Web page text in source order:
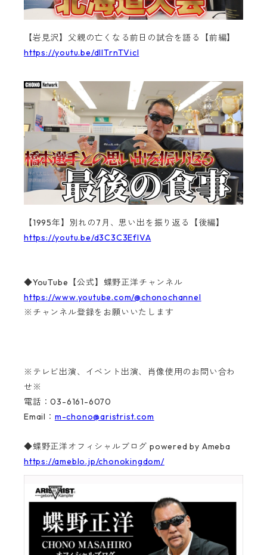
【岩見沢】父親の亡くなる前日の試合を語る【前編】
https://youtu.be/dllTrnTVicI
【1995年】別れの7月、思い出を振り返る【後編】
https://youtu.be/d3C3C3EfIVA
◆YouTube【公式】蝶野正洋チャンネル
https://www.youtube.com/@chonochannel
※チャンネル登録をお願いいたします
※テレビ出演、イベント出演、肖像使用のお問い合わ
せ※
電話：03-6161-6070
Email： m-chono@aristrist.com
◆蝶野正洋オフィシャルブログ powered by Ameba
https://ameblo.jp/chonokingdom/